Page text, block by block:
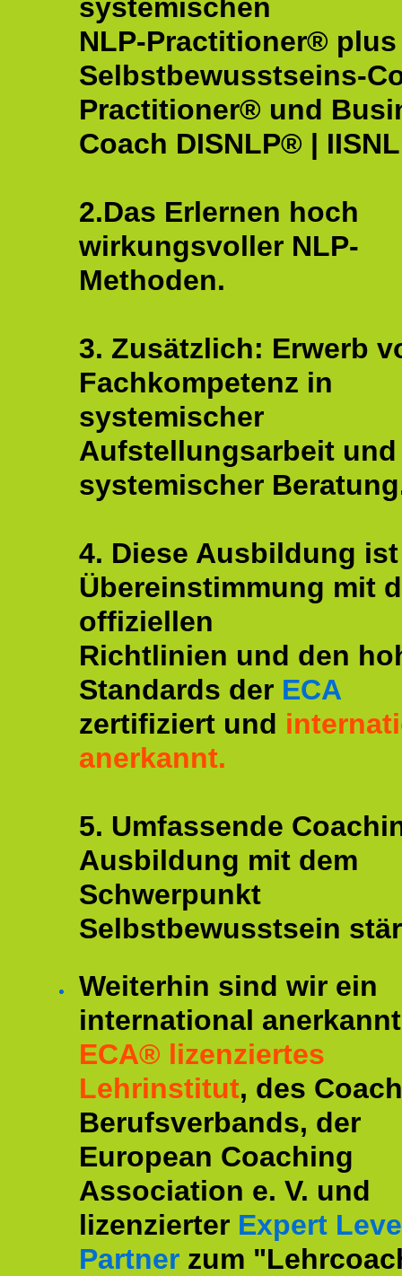
systemischen
NLP-Practitioner® plus
Selbstbewusstseins-
Practitioner® und
Coach DISNLP® |
2.Das Erlernen hoch
wirkungsvoller NLP-
Methoden.
3. Zusätzlich: Erwerb
Fachkompetenz in
systemischer
Aufstellungsarbeit und
systemischer
4. Diese Ausbildung
Übereinstimmung mit
offiziellen
Richtlinien und den
Standards der ECA
zertifiziert und
anerkannt.
5. Umfassende
Ausbildung mit dem
Schwerpunkt
Selbstbewusstsein
Weiterhin sind wir ein
international
ECA® lizenziertes
Lehrinstitut, des
Berufsverbands, der
European Coaching
Association e. V. und
lizenzierter Expert
Partner zum